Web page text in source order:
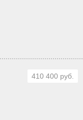
410 400 руб.